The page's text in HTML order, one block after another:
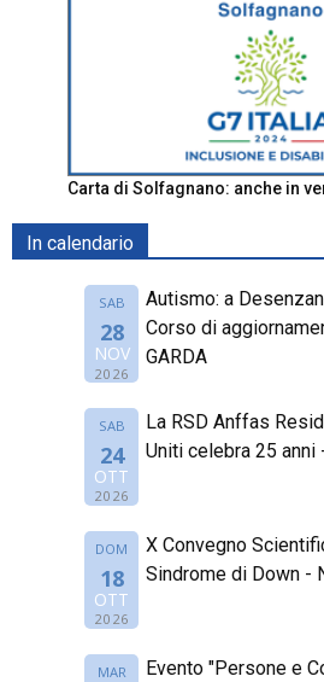
Carta di Solfagnano: anche in
In calendario
SAB
28
NOV
2026
Autismo: a
Corso di
GARDA
SAB
24
OTT
2026
La RSD Anffas
Uniti celebra 25 anni
DOM
18
OTT
2026
X Convegno
Sindrome di Down -
MAR Evento "Persone e